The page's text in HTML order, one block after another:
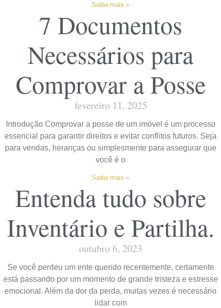
Saiba mais »
7 Documentos
Necessários para
Comprovar a Posse
fevereiro 11, 2025
Introdução Comprovar a posse de um imóvel é um processo
essencial para garantir direitos e evitar conflitos futuros. Seja
para vendas, heranças ou simplesmente para assegurar que
você é o
Saiba mais »
Entenda tudo sobre
Inventário e Partilha.
outubro 6, 2023
Se você perdeu um ente querido recentemente, certamente
está passando por um momento de grande tristeza e estresse
emocional. Além da dor da perda, muitas vezes é necessário
lidar com